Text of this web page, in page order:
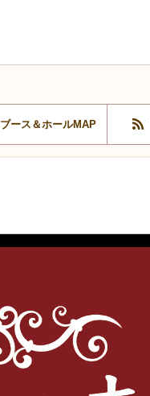
ブース＆ホールMAP